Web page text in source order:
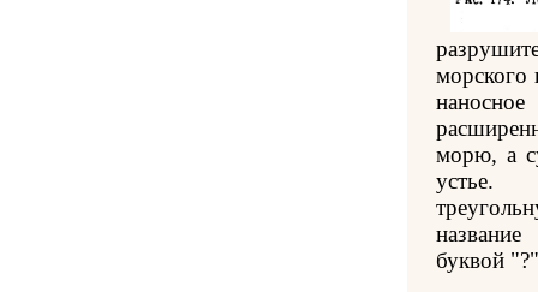
морского
морю, а
устье.
название
буквой